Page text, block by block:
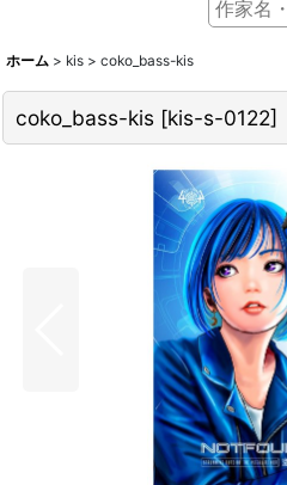
ホーム > kis > coko_bass-kis
coko_bass-kis [kis-s-0122]